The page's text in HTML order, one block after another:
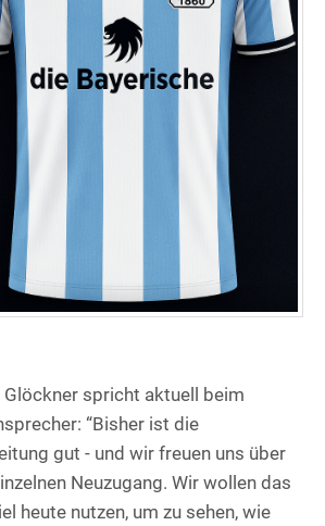
spricht aktuell beim
“Bisher ist die
gut - und wir freuen uns über
Neuzugang. Wir wollen das
heute nutzen, um zu sehen, wie